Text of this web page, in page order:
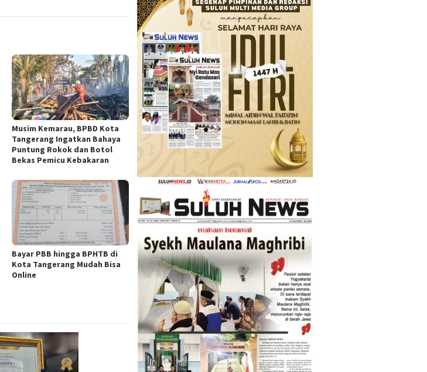
Musim Kemarau, BPBD Kota
Tangerang Ingatkan Bahaya
Puntung Rokok dan Botol
Bekas Pemicu Kebakaran
Bayar PBB hingga BPHTB di
Kota Tangerang Mudah Bisa
Online